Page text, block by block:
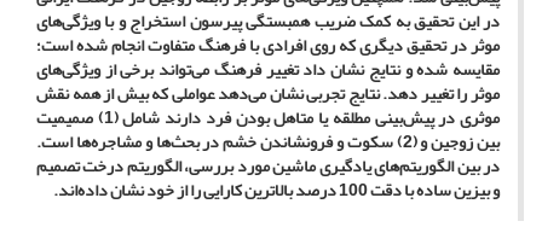
در این تحقیق به کمک ضریب همبستگی پیرسون استخراج و با ویژگی‌های
موثر در تحقیق دیگری که روی افرادی با فرهنگ متفاوت انجام شده است؛
مقایسه شده و نتایج نشان داد تغییر فرهنگ می‌تواند برخی از ویژگی‌های
موثر را تغییر دهد. نتایج تجربی نشان می‌دهد عواملی که بیش از همه نقش
موثری در پیش‌بینی مطلقه یا متاهل بودن فرد دارند شامل (1) صمیمیت
بین زوجین و (2) سکوت و فرونشاندن خشم در بحث‌ها و مشاجره‌ها است.
در بین الگوریتم‌های یادگیری ماشین مورد بررسی، الگوریتم درخت تصمیم
و بیزین ساده با دقت 100 درصد بالاترین کارایی را از خود نشان داده‌اند.